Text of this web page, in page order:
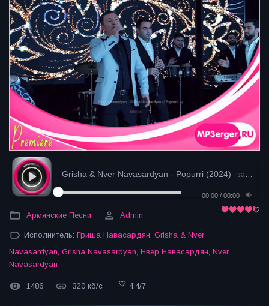
Grisha & Nver Navasardyan - Popurri (2024) - загрузка
00:00 / 00:00
Армянские Песни Admin
Исполнитель: Гриша Навасардян Grisha & Nver
Navasardyan, Grisha Navasardyan, Нвер Навасардян, Nver
Navasardyan
1486 320 кб/с 4.4/7